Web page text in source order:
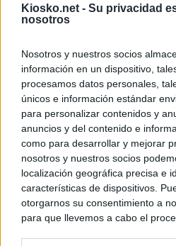
Kiosko.net - Su privacidad
nosotros
Nosotros y nuestros socios
información en un dispositivo,
procesamos datos personales,
únicos e información estándar
para personalizar contenidos y
anuncios y del contenido e
como para desarrollar y mejorar
nosotros y nuestros socios
localización geográfica precisa e
características de dispositivos.
otorgarnos su consentimiento a
para que llevemos a cabo el